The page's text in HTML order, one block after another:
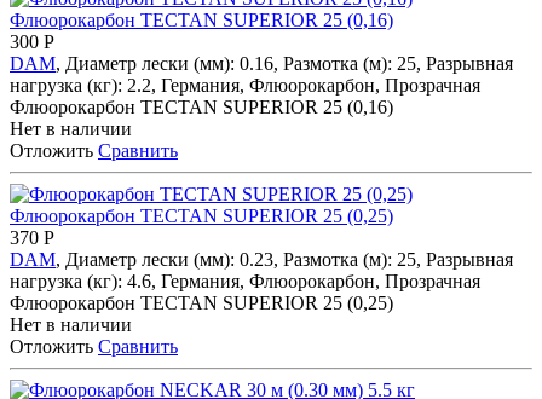
Флюорокарбон TECTAN SUPERIOR 25 (0,16)
300 Р
DAM, Диаметр лески (мм): 0.16, Размотка (м): 25, Разрывная
нагрузка (кг): 2.2, Германия, Флюорокарбон, Прозрачная
Флюорокарбон TECTAN SUPERIOR 25 (0,16)
Нет в наличии
Отложить Сравнить
Флюорокарбон TECTAN SUPERIOR 25 (0,25)
370 Р
DAM, Диаметр лески (мм): 0.23, Размотка (м): 25, Разрывная
нагрузка (кг): 4.6, Германия, Флюорокарбон, Прозрачная
Флюорокарбон TECTAN SUPERIOR 25 (0,25)
Нет в наличии
Отложить Сравнить